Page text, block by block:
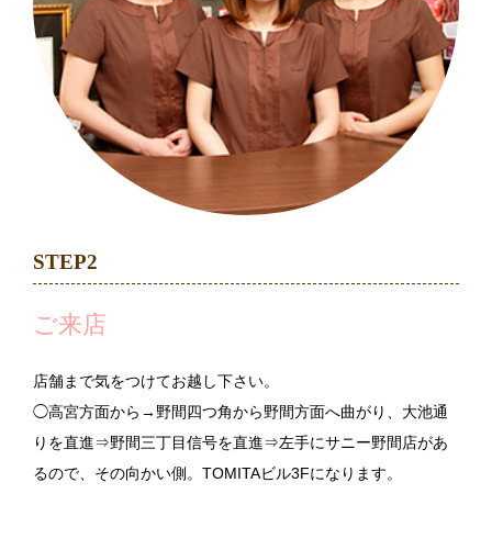
STEP2
ご来店
店舗まで気をつけてお越し下さい。
◯高宮方面から→野間四つ角から野間方面へ曲がり、大池通
りを直進⇒野間三丁目信号を直進⇒左手にサニー野間店があ
るので、その向かい側。TOMITAビル3Fになります。